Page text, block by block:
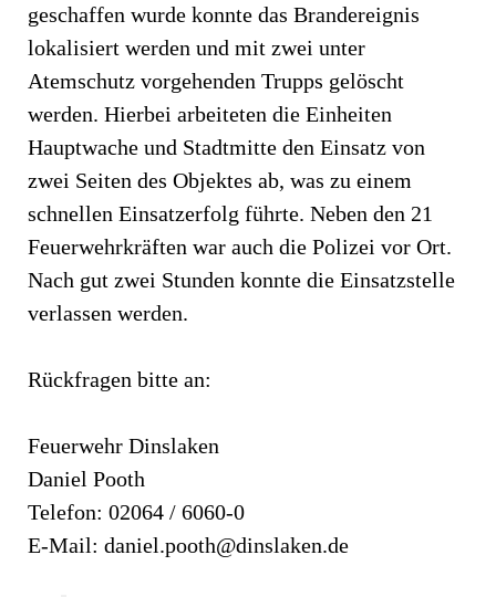
geschaffen wurde konnte das Brandereignis
lokalisiert werden und mit zwei unter
Atemschutz vorgehenden Trupps gelöscht
werden. Hierbei arbeiteten die Einheiten
Hauptwache und Stadtmitte den Einsatz von
zwei Seiten des Objektes ab, was zu einem
schnellen Einsatzerfolg führte. Neben den 21
Feuerwehrkräften war auch die Polizei vor Ort.
Nach gut zwei Stunden konnte die Einsatzstelle
verlassen werden.
Rückfragen bitte an:
Feuerwehr Dinslaken
Daniel Pooth
Telefon: 02064 / 6060-0
E-Mail: daniel.pooth@dinslaken.de